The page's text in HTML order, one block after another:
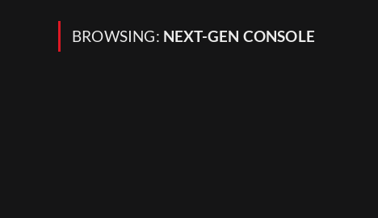
BROWSING: NEXT-GEN CONSOLE